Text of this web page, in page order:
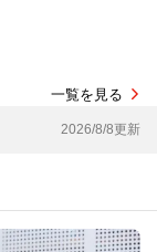
一覧を見る
2026/8/8更新